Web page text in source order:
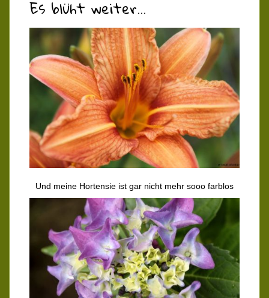
Es blüht weiter...
Und meine Hortensie ist gar nicht mehr sooo farblos